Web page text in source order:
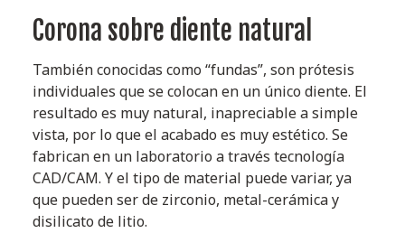
Corona sobre diente natural
También conocidas como “fundas”, son prótesis
individuales que se colocan en un único diente. El
resultado es muy natural, inapreciable a simple
vista, por lo que el acabado es muy estético. Se
fabrican en un laboratorio a través tecnología
CAD/CAM. Y el tipo de material puede variar, ya
que pueden ser de zirconio, metal-cerámica y
disilicato de litio.